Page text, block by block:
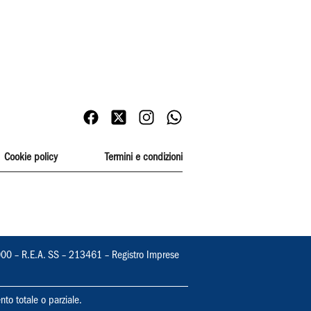
Cookie policy Termini e condizioni
– R.E.A. SS – 213461 – Registro Imprese
totale o parziale.